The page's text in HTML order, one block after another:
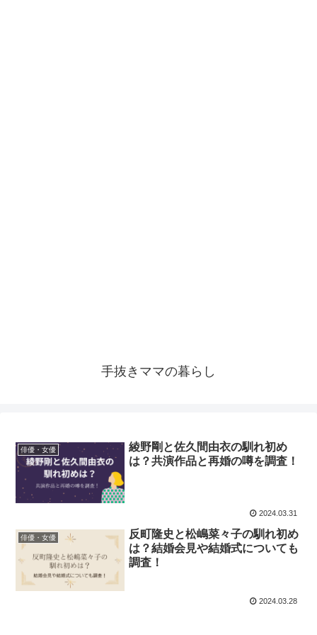
手抜きママの暮らし
俳優・女優
綾野剛と佐久間由衣の馴れ初め
は？共演作品と再婚の噂を調査！
2024.03.31
俳優・女優
反町隆史と松嶋菜々子の馴れ初め
は？結婚会見や結婚式についても
調査！
2024.03.28